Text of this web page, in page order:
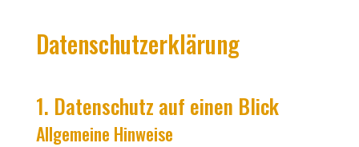
Datenschutz­erklärung
1. Datenschutz auf einen Blick
Allgemeine Hinweise